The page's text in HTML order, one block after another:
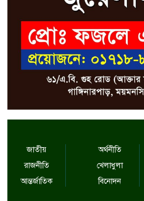
জাতীয়
রাজনীতি
আন্তর্জাতিক
অর্থনীতি
খেলাধুলা
বিনোদন